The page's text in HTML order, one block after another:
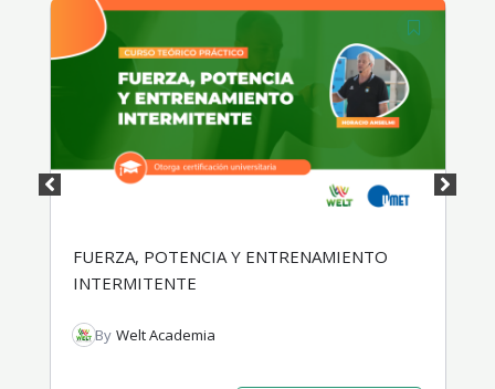
POTENCIA Y ENTRENAMIENTO
Academia
FUTBOL: